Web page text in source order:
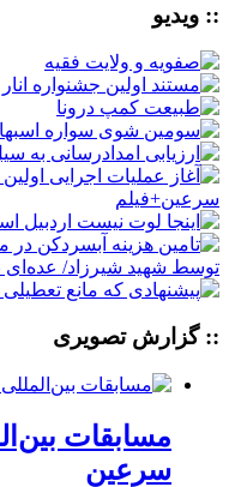
:: ویدیو
:: گزارش تصویری
مسابقات
سرعین